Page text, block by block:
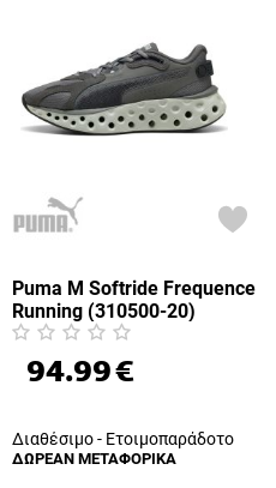
Puma M Softride Frequence
Running (310500-20)
94.99€
Διαθέσιμο - Ετοιμοπαράδοτο
ΔΩΡΕΑΝ ΜΕΤΑΦΟΡΙΚΑ